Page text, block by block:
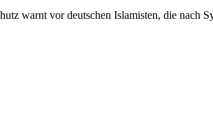
warnt vor deutschen Islamisten, die nach